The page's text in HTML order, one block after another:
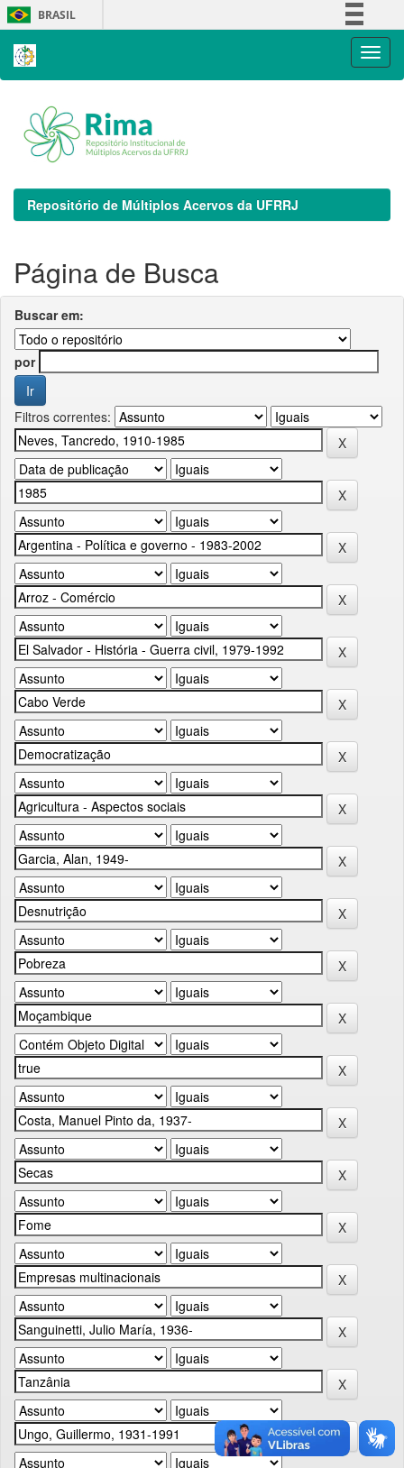
Skip
navigation
BRASIL
Repositório de Múltiplos Acervos da UFRRJ
Página de Busca
Buscar em:
por
Filtros correntes: